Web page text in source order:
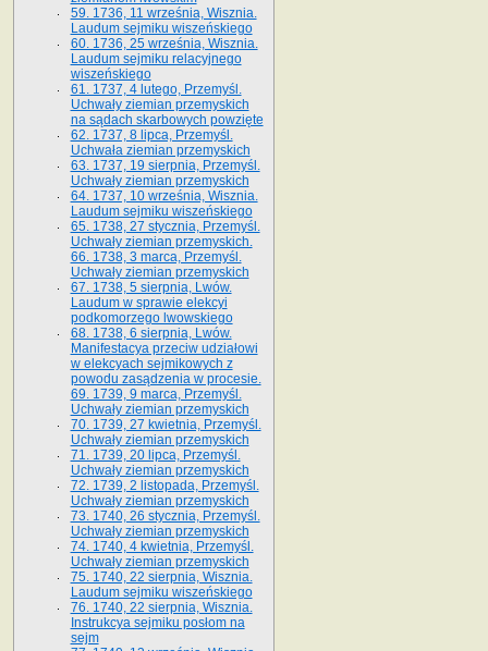
59. 1736, 11 września, Wisznia.
Laudum sejmiku wiszeńskiego
60. 1736, 25 września, Wisznia.
Laudum sejmiku relacyjnego
wiszeńskiego
61. 1737, 4 lutego, Przemyśl.
Uchwały ziemian przemyskich
na sądach skarbowych powzięte
62. 1737, 8 lipca, Przemyśl.
Uchwała ziemian przemyskich
63. 1737, 19 sierpnia, Przemyśl.
Uchwały ziemian przemyskich
64. 1737, 10 września, Wisznia.
Laudum sejmiku wiszeńskiego
65. 1738, 27 stycznia, Przemyśl.
Uchwały ziemian przemyskich­­.
66. 1738, 3 marca, Przemyśl.
Uchwały ziemian przemyskich­
67. 1738, 5 sierpnia, Lwów.
Laudum w sprawie elekcyi
podkomorzego lwowskiego
68. 1738, 6 sierpnia, Lwów.
Manifestacya przeciw udziałowi
w elekcyach sejmikowych z
powodu zasądzenia w procesie.
69. 1739, 9 marca, Przemyśl.
Uchwały ziemian przemyskich
70. 1739, 27 kwietnia, Przemyśl.
Uchwały ziemian przemyskich
71. 1739, 20 lipca, Przemyśl.
Uchwały ziemian przemyskich
72. 1739, 2 listopada, Przemyśl.
Uchwały ziemian przemyskich
73. 1740, 26 stycznia, Przemyśl.
Uchwały ziemian przemyskich
74. 1740, 4 kwietnia, Przemyśl.
Uchwały ziemian przemyskich
75. 1740, 22 sierpnia, Wisznia.
Laudum sejmiku wiszeńskiego
76. 1740, 22 sierpnia, Wisznia.
Instrukcya sejmiku posłom na
sejm